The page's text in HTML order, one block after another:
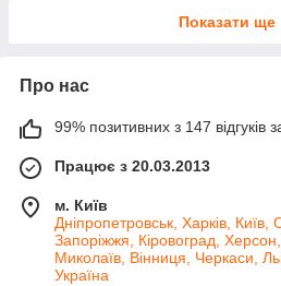
Показати ще
Про нас
99% позитивних з 147 відгуків
Працює з 20.03.2013
м. Київ
Дніпропетровськ, Харків,
Запоріжжя, Кіровоград,
Миколаїв, Вінниця, Черкаси,
Україна